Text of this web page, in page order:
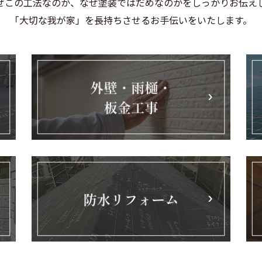
「大切な我が家」を長持ちさせるお手伝いをいたします。